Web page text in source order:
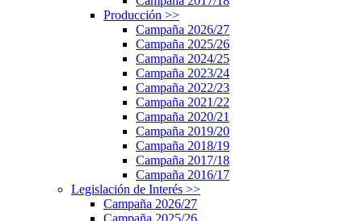
Producción >>
Campaña 2026/27
Campaña 2025/26
Campaña 2024/25
Campaña 2023/24
Campaña 2022/23
Campaña 2021/22
Campaña 2020/21
Campaña 2019/20
Campaña 2018/19
Campaña 2017/18
Campaña 2016/17
Legislación de Interés >>
Campaña 2026/27
Campaña 2025/26